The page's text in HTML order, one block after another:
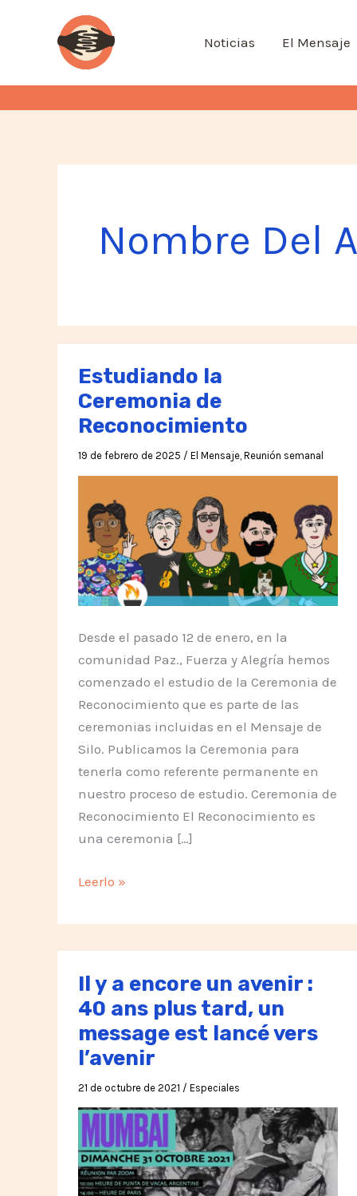
contenido
Noticias El Mensaje
Nombre Del
Estudiando la
Ceremonia de
Reconocimiento
19 de febrero de 2025 / El Mensaje, Reunión semanal
Desde el pasado 12 de enero, en la
comunidad Paz., Fuerza y Alegría hemos
comenzado el estudio de la Ceremonia de
Reconocimiento que es parte de las
ceremonias incluidas en el Mensaje de
Silo. Publicamos la Ceremonia para
tenerla como referente permanente en
nuestro proceso de estudio. Ceremonia de
Reconocimiento El Reconocimiento es
una ceremonia […]
Estudiando
Ceremonia
de
Leerlo »
Il y a encore un avenir :
40 ans plus tard, un
message est lancé vers
l’avenir
21 de octubre de 2021 / Especiales